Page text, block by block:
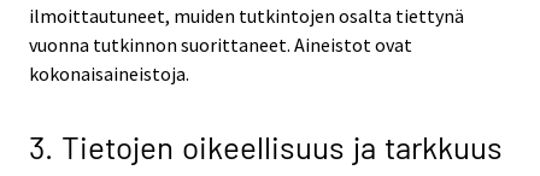
ilmoittautuneet, muiden tutkintojen osalta tiettynä
vuonna tutkinnon suorittaneet. Aineistot ovat
kokonaisaineistoja.
3. Tietojen oikeellisuus ja tarkkuus